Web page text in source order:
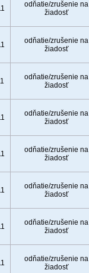
odňatie/zrušenie na
žiadosť
odňatie/zrušenie na
žiadosť
odňatie/zrušenie na
žiadosť
odňatie/zrušenie na
žiadosť
odňatie/zrušenie na
žiadosť
odňatie/zrušenie na
žiadosť
odňatie/zrušenie na
žiadosť
odňatie/zrušenie na
žiadosť